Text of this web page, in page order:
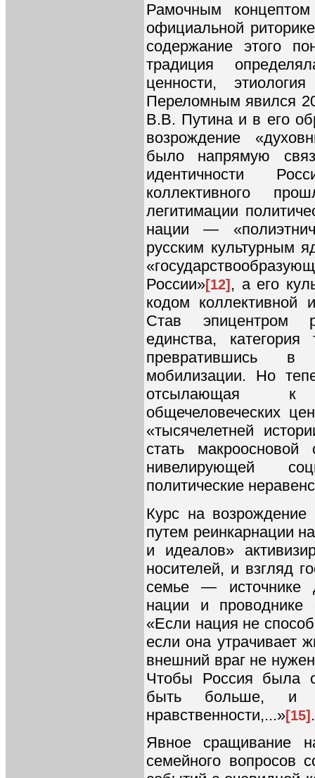
Рамочным концептом
официальной
содержание этого
традиция
ценности,
Переломным явился
В.В. Путина и в его
возрождение
было напрямую
идентичности
коллективного
легитимации
нации —
русским культурным
России»[12] , а его
кодом коллективной
Став эпицентром
единства, категория
превратившись
мобилизации. Но
отсылающая к
общечеловеческих
«тысячелетней
стать макроосновой
нивелирующей
политические
Курс на возрождение
путем реинкарнации
и идеалов»
носителей, и взгляд
семье — источнике
нации и проводнике
«Если нация не
если она утрачивает
внешний враг не
Чтобы Россия была
быть больше,
нравственности,...»[15].
Явное сращивание
семейного вопросов